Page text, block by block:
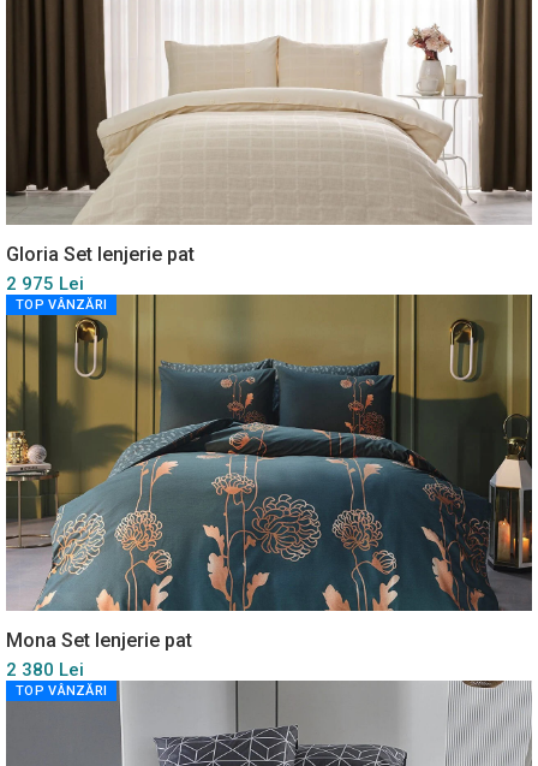
Gloria Set lenjerie pat
2 975 Lei
TOP VÂNZĂRI
Mona Set lenjerie pat
2 380 Lei
TOP VÂNZĂRI